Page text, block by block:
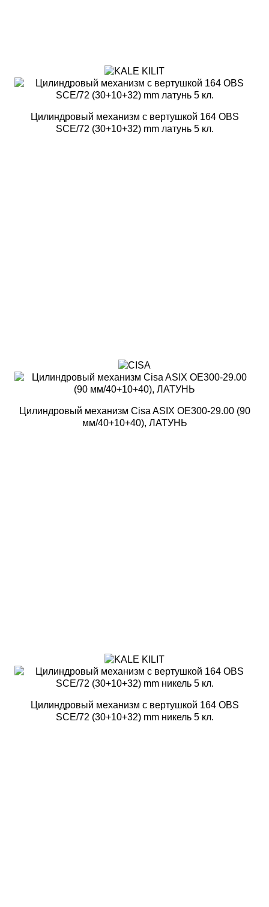
Цилиндровый механизм с вертушкой 164 OBS
SCE/72 (30+10+32) mm латунь 5 кл.
Цилиндровый механизм Cisa ASIX OE300-29.00 (90
мм/40+10+40), ЛАТУНЬ
Цилиндровый механизм с вертушкой 164 OBS
SCE/72 (30+10+32) mm никель 5 кл.